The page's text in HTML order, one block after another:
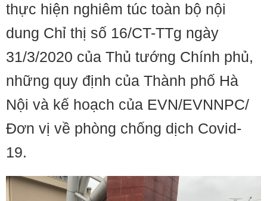
thực hiện nghiêm túc toàn bộ nội
dung Chỉ thị số 16/CT-TTg ngày
31/3/2020 của Thủ tướng Chính phủ,
những quy định của Thành phố Hà
Nội và kế hoạch của EVN/EVNNPC/
Đơn vị về phòng chống dịch Covid-
19.